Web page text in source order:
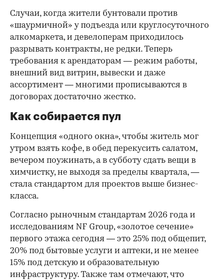
Случаи, когда жители бунтовали против
«шаурмичной» у подъезда или круглосуточного
алкомаркета, и девелоперам приходилось
разрывать контракты, не редки. Теперь
требования к арендаторам — режим работы,
внешний вид витрин, вывески и даже
ассортимент — многими прописываются в
договорах достаточно жестко.
Как собирается пул
Концепция «одного окна», чтобы житель мог
утром взять кофе, в обед перекусить салатом,
вечером поужинать, а в субботу сдать вещи в
химчистку, не выходя за пределы квартала, —
стала стандартом для проектов выше бизнес-
класса.
Согласно рыночным стандартам 2026 года и
исследованиям NF Group, «золотое сечение»
первого этажа сегодня — это 25% под общепит,
20% под бытовые услуги и аптеки, и не менее
15% под детскую и образовательную
инфраструктуру. Также там отмечают, что